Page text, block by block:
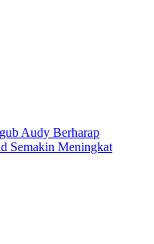
Audy Berharap
Semakin Meningkat